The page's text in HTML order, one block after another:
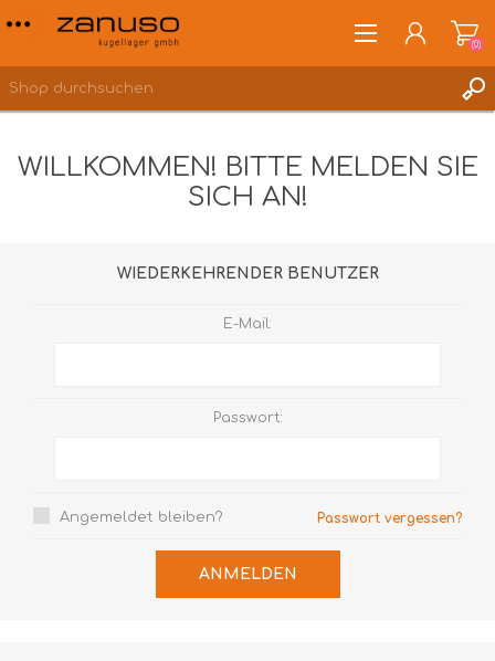
(0)
WILLKOMMEN! BITTE MELDEN SIE
SICH AN!
WIEDERKEHRENDER BENUTZER
E-Mail:
Passwort:
Angemeldet bleiben? Passwort vergessen?
ANMELDEN